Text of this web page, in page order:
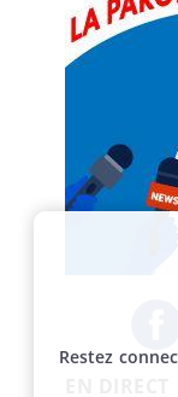
Restez